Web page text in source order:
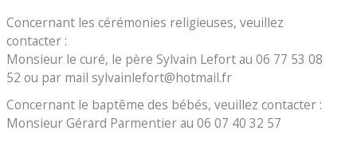
Concernant les cérémonies religieuses, veuillez
contacter :
Monsieur le curé, le père Sylvain Lefort au 06 77 53 08
52 ou par mail sylvainlefort@hotmail.fr
Concernant le baptême des bébés, veuillez contacter :
Monsieur Gérard Parmentier au 06 07 40 32 57